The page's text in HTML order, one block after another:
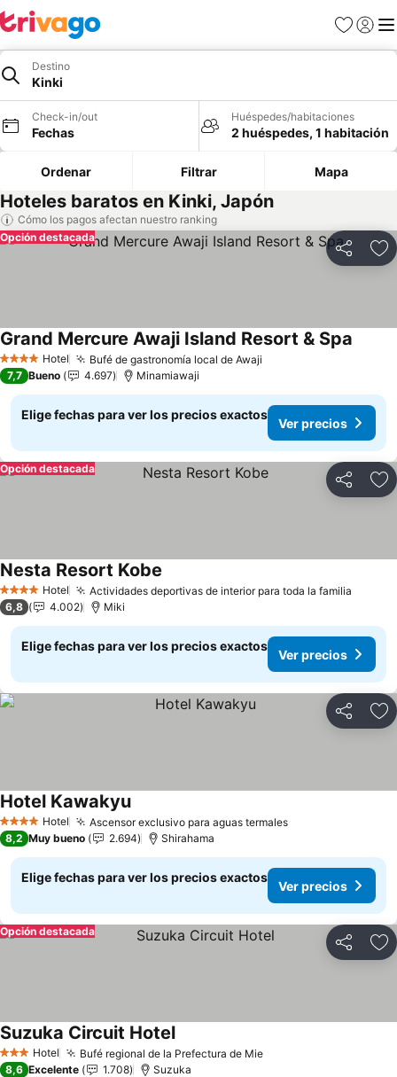
Favoritos
Iniciar
Destino
Kinki
Check-in/out
Fechas
Huéspedes/habitaciones
2 huéspedes, 1 habitación
Ordenar Filtrar Mapa
Hoteles baratos en Kinki, Japón
Cómo los pagos afectan nuestro ranking
Compartir
Opción destacada
4 EstrellasHotel Bufé de gastronomía local de Awaji
Grand Mercure Awaji Island Resort & Spa
7,7 Bueno 4.697 Minamiawaji
Elige fechas para ver los precios exactos
Ver precios
Compartir
Opción destacada
4 EstrellasHotel Actividades deportivas de interior para toda la familia
Nesta Resort Kobe
6,8 4.002 Miki
Elige fechas para ver los precios exactos
Ver precios
Compartir
4 EstrellasHotel Ascensor exclusivo para aguas termalesVer precios
Hotel KawakyuVer precios
8,2 Muy bueno 2.694 Shirahama
Elige fechas para ver los precios exactos
Ver precios
Compartir
Opción destacada
3 Estrellas
Hotel Bufé regional de la Prefectura de MieVer precios
Suzuka Circuit HotelVer precios
8,6 Excelente 1.708 Suzuka